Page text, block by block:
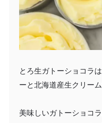
とろ生ガトーショコラ
ーと北海道産生クリー
美味しいガトーショコ